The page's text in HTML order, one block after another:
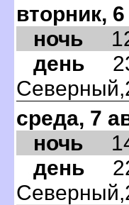
вторник,
ночь
день
среда, 7
ночь
день